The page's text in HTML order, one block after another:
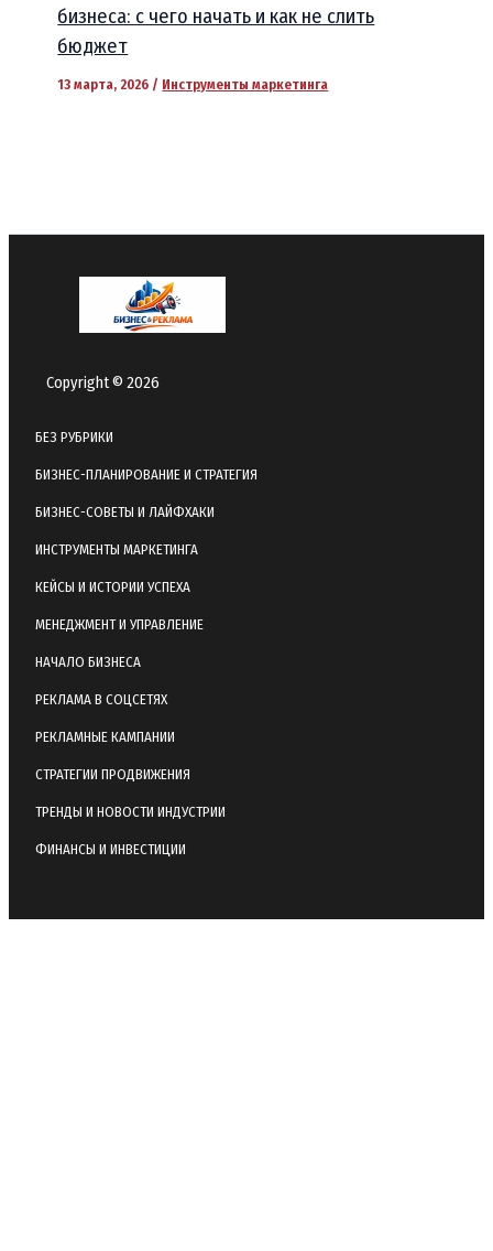
бизнеса: с чего начать и как не слить
бюджет
13 марта, 2026 / Инструменты маркетинга
Copyright © 2026
БЕЗ РУБРИКИ
БИЗНЕС-ПЛАНИРОВАНИЕ И СТРАТЕГИЯ
БИЗНЕС-СОВЕТЫ И ЛАЙФХАКИ
ИНСТРУМЕНТЫ МАРКЕТИНГА
КЕЙСЫ И ИСТОРИИ УСПЕХА
МЕНЕДЖМЕНТ И УПРАВЛЕНИЕ
НАЧАЛО БИЗНЕСА
РЕКЛАМА В СОЦСЕТЯХ
РЕКЛАМНЫЕ КАМПАНИИ
СТРАТЕГИИ ПРОДВИЖЕНИЯ
ТРЕНДЫ И НОВОСТИ ИНДУСТРИИ
ФИНАНСЫ И ИНВЕСТИЦИИ